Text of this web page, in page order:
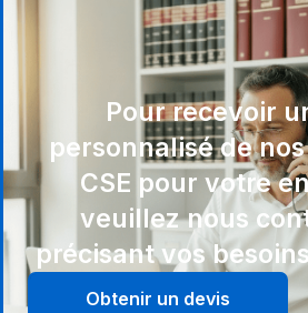
Pour recevoir
personnalisé de
CSE pour votre
veuillez nous
précisant vos
Obtenir un devis